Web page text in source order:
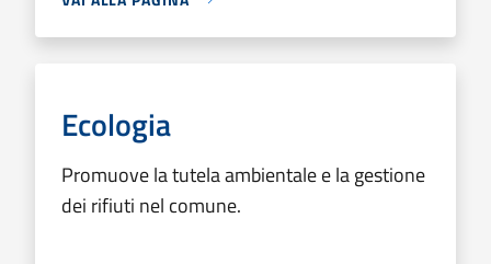
Ecologia
Promuove la tutela ambientale e la gestione
dei rifiuti nel comune.